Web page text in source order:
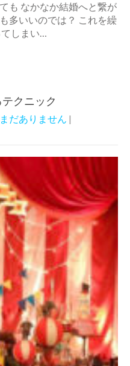
も なかなか結婚へと繋が
多いいのでは？ これを繰
てしまい…
クニック
だありません |